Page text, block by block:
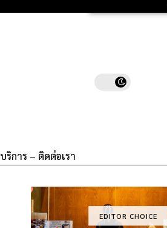
ริการ – ติดต่อเรา
EDITOR CHOICE